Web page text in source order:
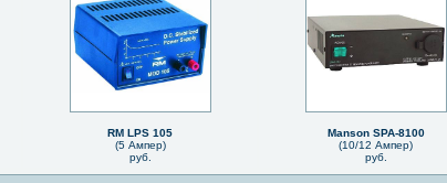
RM LPS 105
(5 Ампер)
руб.
Manson SPA-8100
(10/12 Ампер)
руб.